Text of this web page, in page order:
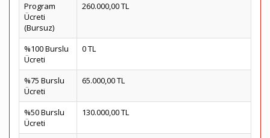
Program
Ücreti
(Bursuz)
260.000,00 TL
%100 Burslu
Ücreti
0 TL
%75 Burslu
Ücreti
65.000,00 TL
%50 Burslu
Ücreti
130.000,00 TL